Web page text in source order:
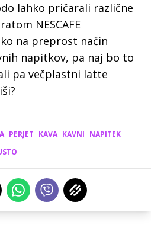
lahko pričarali različne
NESCAFE
na preprost način
napitkov, pa naj bo to
pa večplastni latte
PERJET KAVA KAVNI NAPITEK